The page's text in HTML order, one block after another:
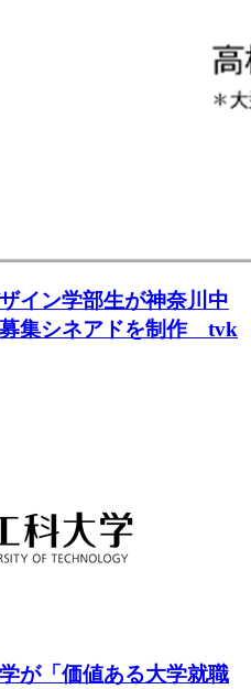
イン学部⽣が神奈川中
集シネアドを制作 tvk
が「価値ある大学就職